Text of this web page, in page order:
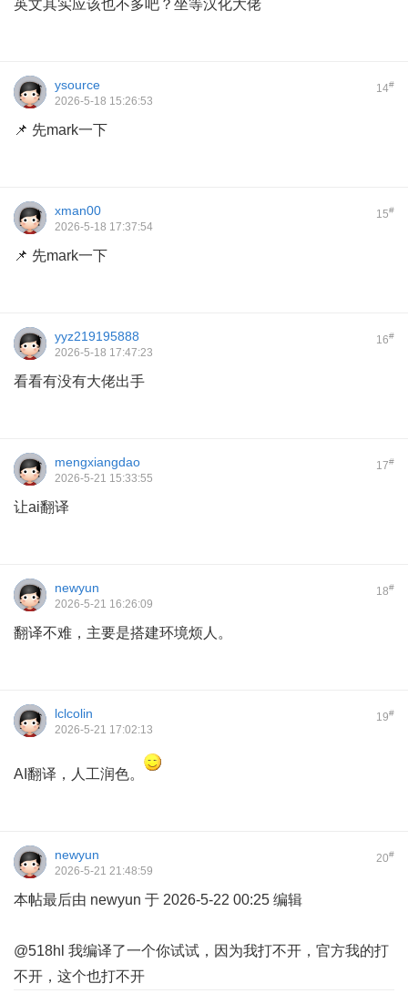
英文其实应该也不多吧？坐等汉化大佬
14#
ysource
2026-5-18 15:26:53
📌 先mark一下
15#
xman00
2026-5-18 17:37:54
📌 先mark一下
16#
yyz219195888
2026-5-18 17:47:23
看看有没有大佬出手
17#
mengxiangdao
2026-5-21 15:33:55
让ai翻译
18#
newyun
2026-5-21 16:26:09
翻译不难，主要是搭建环境烦人。
19#
lclcolin
2026-5-21 17:02:13
AI翻译，人工润色。
20#
newyun
2026-5-21 21:48:59
本帖最后由 newyun 于 2026-5-22 00:25 编辑
@518hl 我编译了一个你试试，因为我打不开，官方我的打
不开，这个也打不开